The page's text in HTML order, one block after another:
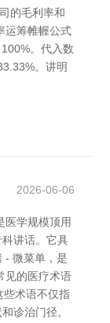
的毛利率和
运筹帷幄公式
。代入数
。讲明
2026-06-06
医学规模顶用
讲话。它具
- 微菜单，是
见的医疗术语
些术语不仅指
诊治门径。